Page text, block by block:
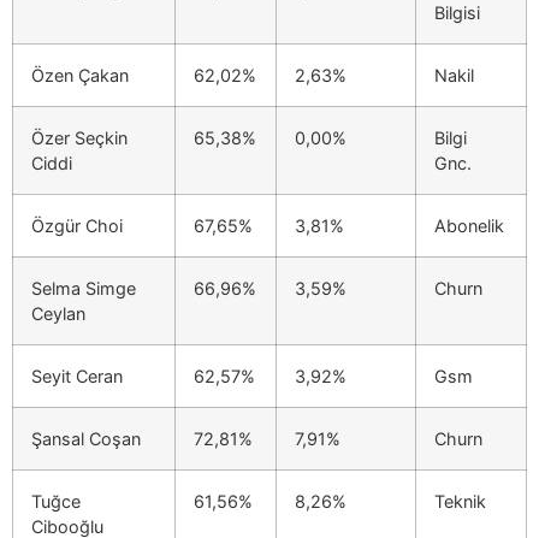
Bilgisi
Özen Çakan 62,02% 2,63% Nakil
Özer Seçkin
Ciddi
65,38% 0,00%
Bilgi
Gnc.
Özgür Choi 67,65% 3,81% Abonelik
Selma Simge
Ceylan
66,96% 3,59% Churn
Seyit Ceran 62,57% 3,92% Gsm
Şansal Coşan 72,81% 7,91% Churn
Tuğce
Cibooğlu
61,56% 8,26% Teknik